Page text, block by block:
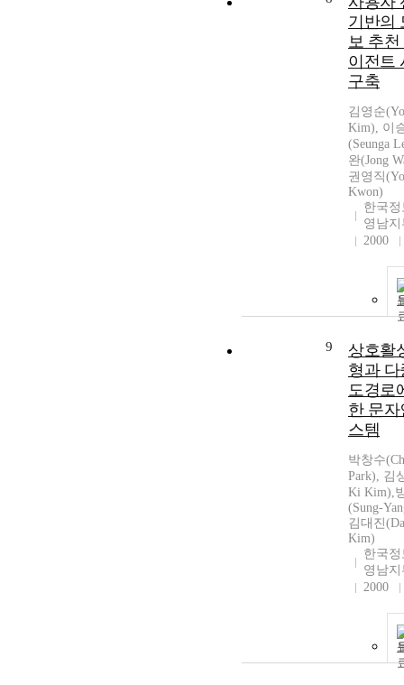
기반의
보 추천
이전트
구축
김영순
Kim), 이
(Seunga
완(Jong
권영직
Kwon)
한국
영남지
2000
9
상호활
형과 다
도경로
한 문자
스템
박창수
Park), 김
Ki Kim),
(Sung-
김대진
Kim)
한국
영남지
2000